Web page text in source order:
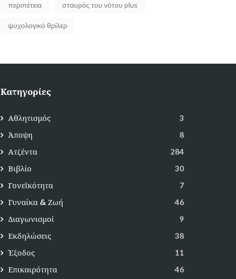
περιπέτεια σταυρός του νότου plus
ψυχολογικό θρίλερ
Κατηγορίες
Αθλητισμός 3
Άποψη 8
Ατζέντα 284
Βιβλίο 30
Γονεϊκότητα 7
Γυναίκα & Ζωή 46
Διαγωνισμοί 9
Εκδηλώσεις 38
Έξοδος 11
Επικαιρότητα 46